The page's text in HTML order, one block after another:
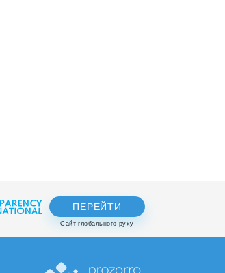
ПЕРЕЙТИ
Сайт глобального руху